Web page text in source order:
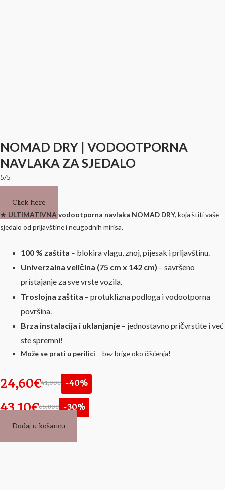
NOMAD DRY | VODOOTPORNA
NAVLAKA ZA SJEDALO
5/5
Click here
★ ULTIMATIVNA vodootporna navlaka NOMAD DRY,koja štiti vaše
sjedalo od prljavštine i neugodnih mirisa.
100 % zaštita – blokira vlagu, znoj, pijesak i prljavštinu.
Univerzalna veličina (75 cm x 142 cm) – savršeno
pristajanje za sve vrste vozila.
Troslojna zaštita – protuklizna podloga i vodootporna
površina.
Brza instalacija i uklanjanje – jednostavno pričvrstite i već
ste spremni!
Može se prati u perilici – bez brige oko čišćenja!
24,60€41,00€ -40%
43,10€65,80€ -30%
Dodaj u košaricu